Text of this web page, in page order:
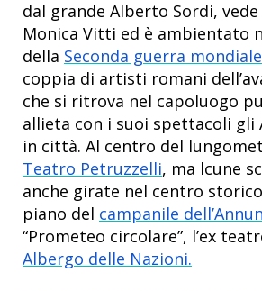
dal grande Alberto Sordi,
Monica Vitti ed è ambientato
della Seconda guerra mondiale
coppia di artisti romani
che si ritrova nel capoluogo
allieta con i suoi spettacoli gli
in città. Al centro del
Teatro Petruzzelli, ma lcune
anche girate nel centro
piano del campanile
“Prometeo circolare”, l’ex
Albergo delle Nazioni.